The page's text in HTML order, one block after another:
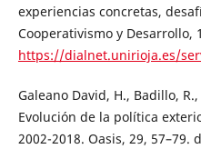
experiencias concretas,
Cooperativismo y Desarrollo,
https://dialnet.unirioja.es/
Galeano David, H., Badillo,
Evolución de la política
2002-2018. Oasis, 29, 57–79.